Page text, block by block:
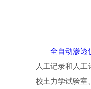
全自动渗透
人工记录和人
校土力学试验室